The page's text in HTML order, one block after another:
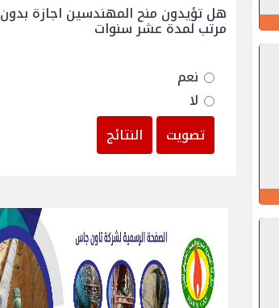
هل تؤيدون منح المهندسين اجازة بدون
مرتب لمدة عشر سنوات
نعم
لا
تصويت
النتائج